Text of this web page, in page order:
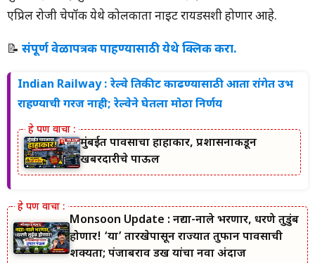
एप्रिल रोजी चेपॉक येथे कोलकाता नाईट रायडर्सशी होणार आहे.
📝 संपूर्ण वेळापत्रक पाहण्यासाठी येथे क्लिक करा.
Indian Railway : रेल्वे तिकीट काढण्यासाठी आता रांगेत उभ
राहण्याची गरज नाही; रेल्वेने घेतला मोठा निर्णय
मुंबईत पावसाचा हाहाकार, प्रशासनाकडून
खबरदारीचे पाऊल
Monsoon Update : नद्या-नाले भरणार, धरणे तुडुंब
होणार! ‘या’ तारखेपासून राज्यात तुफान पावसाची
शक्यता; पंजाबराव डख यांचा नवा अंदाज